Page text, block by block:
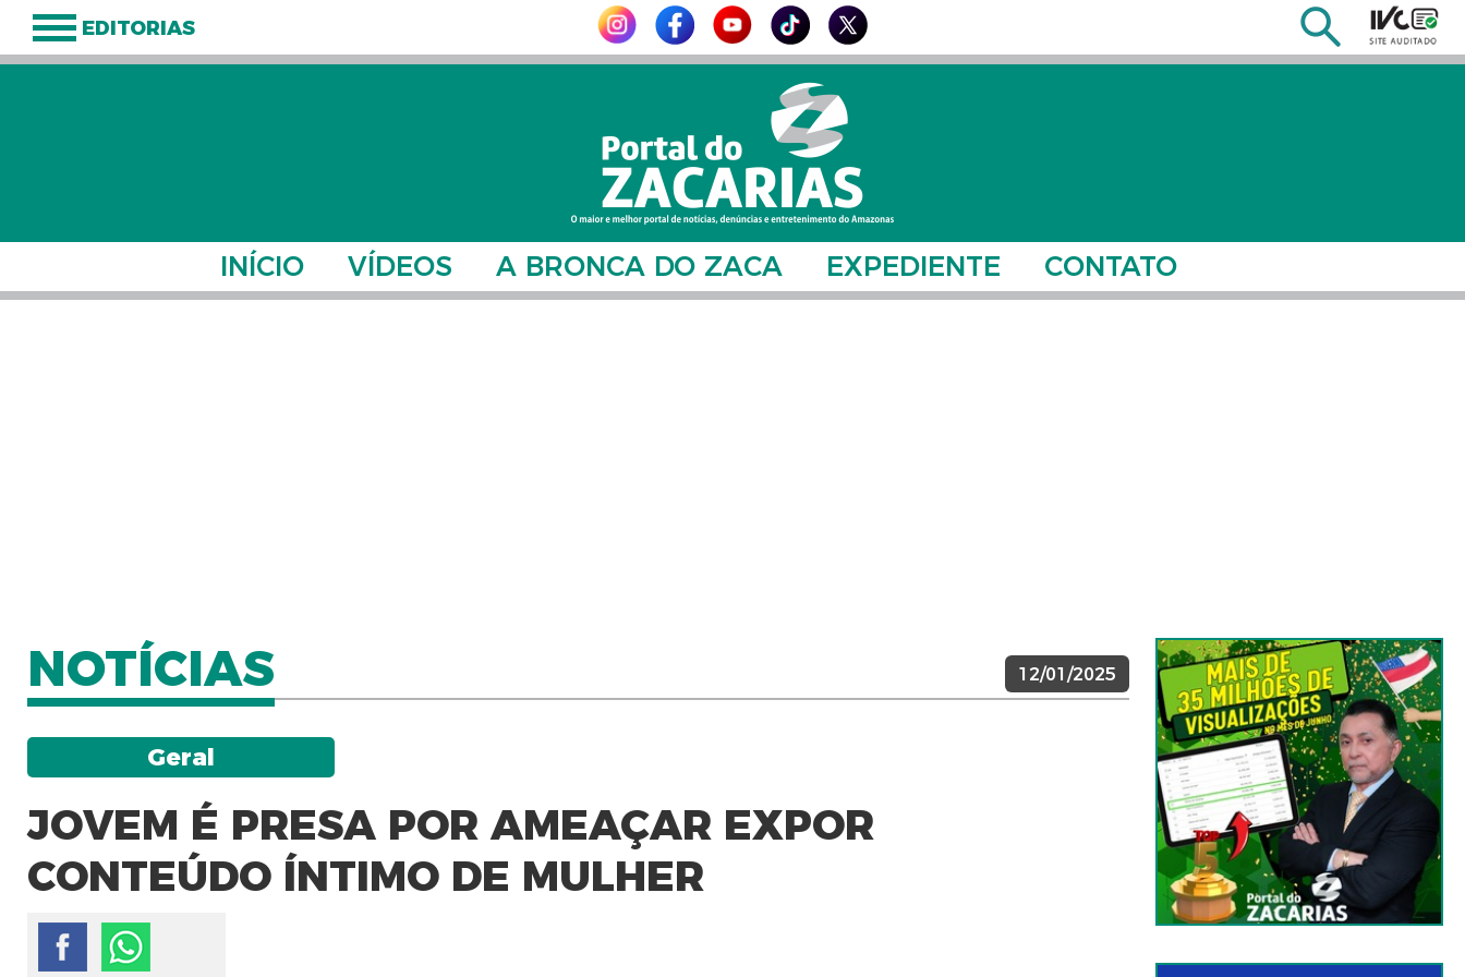
EDITORIAS
INÍCIO VÍDEOS A BRONCA DO ZACA EXPEDIENTE CONTATO
NOTÍCIAS 12/01/2025
Geral
JOVEM É PRESA POR AMEAÇAR EXPOR
CONTEÚDO ÍNTIMO DE MULHER